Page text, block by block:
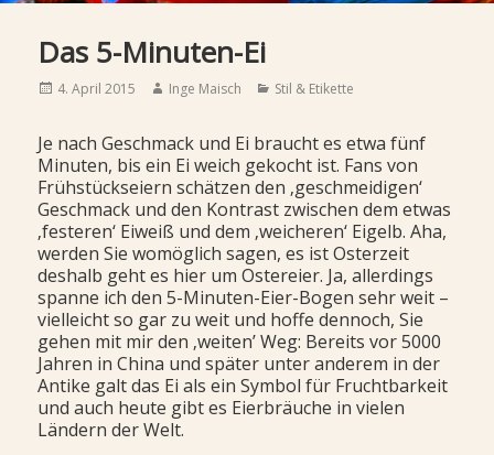
Das 5-Minuten-Ei
Posted
4. April 2015 Author
Inge Maisch Categories
Stil & Etikette
Je nach Geschmack und Ei braucht es etwa fünf
Minuten, bis ein Ei weich gekocht ist. Fans von
Frühstückseiern schätzen den ‚geschmeidigen‘
Geschmack und den Kontrast zwischen dem etwas
‚festeren‘ Eiweiß und dem ‚weicheren‘ Eigelb. Aha,
werden Sie womöglich sagen, es ist Osterzeit
deshalb geht es hier um Ostereier. Ja, allerdings
spanne ich den 5-Minuten-Eier-Bogen sehr weit –
vielleicht so gar zu weit und hoffe dennoch, Sie
gehen mit mir den ‚weiten’ Weg: Bereits vor 5000
Jahren in China und später unter anderem in der
Antike galt das Ei als ein Symbol für Fruchtbarkeit
und auch heute gibt es Eierbräuche in vielen
Ländern der Welt.